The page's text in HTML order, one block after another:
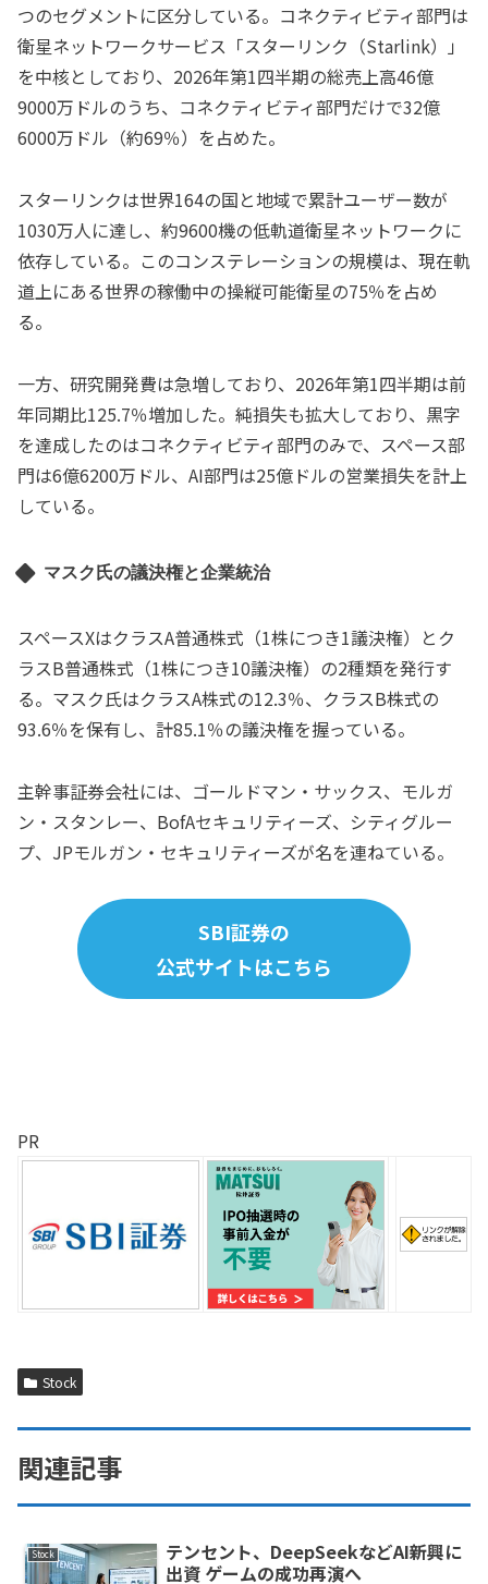
つのセグメントに区分している。コネクティビティ部門は
衛星ネットワークサービス「スターリンク（Starlink）」
を中核としており、2026年第1四半期の総売上高46億
9000万ドルのうち、コネクティビティ部門だけで32億
6000万ドル（約69％）を占めた。
スターリンクは世界164の国と地域で累計ユーザー数が
1030万人に達し、約9600機の低軌道衛星ネットワークに
依存している。このコンステレーションの規模は、現在軌
道上にある世界の稼働中の操縦可能衛星の75％を占め
る。
一方、研究開発費は急増しており、2026年第1四半期は前
年同期比125.7％増加した。純損失も拡大しており、黒字
を達成したのはコネクティビティ部門のみで、スペース部
門は6億6200万ドル、AI部門は25億ドルの営業損失を計上
している。
マスク氏の議決権と企業統治
スペースXはクラスA普通株式（1株につき1議決権）とク
ラスB普通株式（1株につき10議決権）の2種類を発行す
る。マスク氏はクラスA株式の12.3％、クラスB株式の
93.6％を保有し、計85.1％の議決権を握っている。
主幹事証券会社には、ゴールドマン・サックス、モルガ
ン・スタンレー、BofAセキュリティーズ、シティグルー
プ、JPモルガン・セキュリティーズが名を連ねている。
SBI証券の
公式サイトはこちら
PR
Stock
関連記事
Stock
テンセント、DeepSeekなどAI新興に
出資 ゲームの成功再演へ